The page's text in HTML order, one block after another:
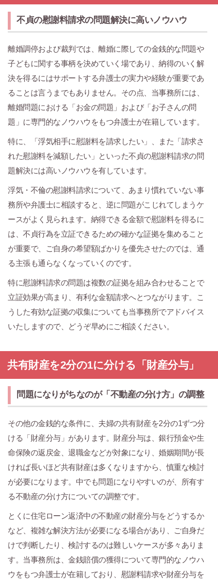
不貞の慰謝料請求の問題解決に高いノウハウ
離婚調停および裁判では、離婚に際しての金銭的な問題や
子どもに関する事柄を決めていく場であり、納得のいく解
決を得るにはサポートする弁護士の実力や経験が重要であ
ることは言うまでもありません。その点、当事務所には、
離婚問題における「お金の問題」および「お子さんの問
題」に専門的なノウハウをもつ弁護士が在籍しています。
特に、「浮気相手に慰謝料を請求したい」、また「請求さ
れた慰謝料を減額したい」といった不貞の慰謝料請求の問
題解決には高いノウハウを有しています。
浮気・不倫の慰謝料請求について、あまり慣れていない事
務所や弁護士に相談すると、逆に問題がこじれてしまうケ
ースがよく見られます。納得できる金額で慰謝料を得るに
は、不貞行為を立証できるための確かな証拠を集めること
が重要で、ご自身の希望額ばかりを優先させたのでは、通
る主張も通らなくなっていくのです。
特に慰謝料請求の問題は複数の証拠を組み合わせることで
立証効果が高まり、有利な金額請求へとつながります。こ
うした有効な証拠の収集についても当事務所でアドバイス
いたしますので、どうぞ早めにご相談ください。
共有財産を2分の1に分ける「財産分与」
問題になりがちなのが「不動産の分け方」の調整
その他の金銭的な条件に、夫婦の共有財産を2分の1ずつ分
ける「財産分与」があります。財産分与は、銀行預金や生
命保険の返戻金、退職金などが対象になり、婚姻期間が長
ければ長いほど共有財産は多くなりますから、慎重な検討
が必要になります。中でも問題になりやすいのが、所有す
る不動産の分け方についての調整です。
とくに住宅ローン返済中の不動産の財産分与をどうするか
など、複雑な解決方法が必要になる場合があり、ご自身だ
けで判断したり、検討するのは難しいケースが多々ありま
す。当事務所は、金銭賠償の獲得について専門的なノウハ
ウをもつ弁護士が在籍しており、慰謝料請求や財産分与を